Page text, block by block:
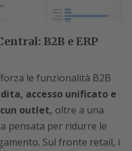
B2B e ERP
le funzionalità B2B
accesso unificato e
outlet, oltre a una
pensata per ridurre le
Sul fronte retail, i